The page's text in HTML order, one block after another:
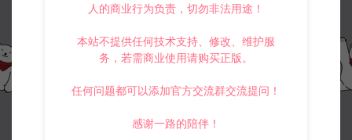
人的商业行为负责，切勿非法用途！
本站不提供任何技术支持、修改、维护服
务，若需商业使用请购买正版。
任何问题都可以添加官方交流群交流提问！
感谢一路的陪伴！